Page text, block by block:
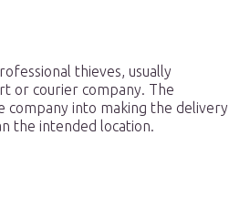
thieves, usually
or courier company. The
company into making the delivery
the intended location.